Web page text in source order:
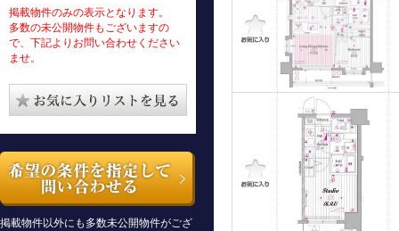
掲載物件のみの表示となります。
多数の未公開物件もございますの
で、下記よりお問い合わせください
ませ。
掲載物件以外にも多数未公開物件がござ